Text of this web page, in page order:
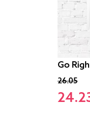
Go
26.05